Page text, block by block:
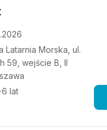
Latarnia Morska, ul.
59, wejście B, II
lat